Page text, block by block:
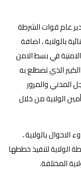
عام قوات الشرطة
بالولاية ، اضافة
في بسط الامن
الذي تضطلع به
المدني والمرور
الولاية من خلال
بالولاية ،
الولاية لتنفيذ خططها
المختلفة.